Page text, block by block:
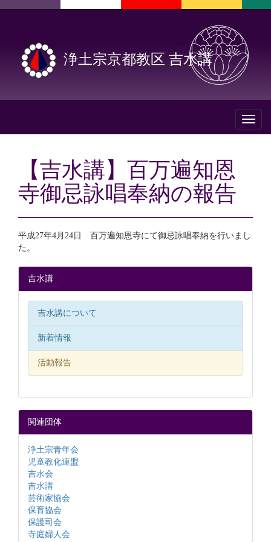
浄土宗京都教区 吉水講
Toggle
【吉水講】百万遍知恩
寺御忌詠唱奉納の報告
平成27年4月24日 百万遍知恩寺にて御忌詠唱奉納を行いまし
た。
吉水講
吉水講について
新着情報
活動報告
関連団体
浄土宗青年会
児童教化連盟
吉水会
吉水講
芸術家協会
保育協会
保護司会
寺庭婦人会